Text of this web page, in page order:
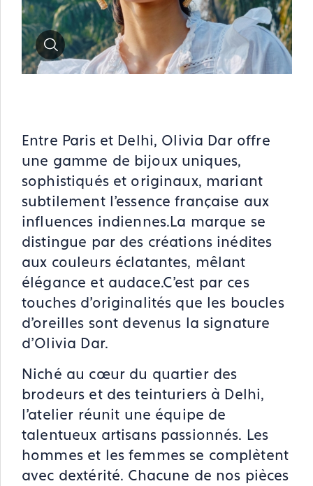
Zoom
Entre Paris et Delhi, Olivia Dar offre
une gamme de bijoux uniques,
sophistiqués et originaux, mariant
subtilement l’essence française aux
influences indiennes.La marque se
distingue par des créations inédites
aux couleurs éclatantes, mêlant
élégance et audace.C'est par ces
touches d’originalités que les boucles
d’oreilles sont devenus la signature
d'Olivia Dar.
Niché au cœur du quartier des
brodeurs et des teinturiers à Delhi,
l’atelier réunit une équipe de
talentueux artisans passionnés. Les
hommes et les femmes se complètent
avec dextérité. Chacune de nos pièces